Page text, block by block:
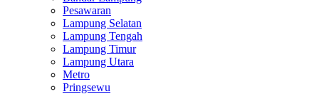
Pesawaran
Lampung Selatan
Lampung Tengah
Lampung Timur
Lampung Utara
Metro
Pringsewu